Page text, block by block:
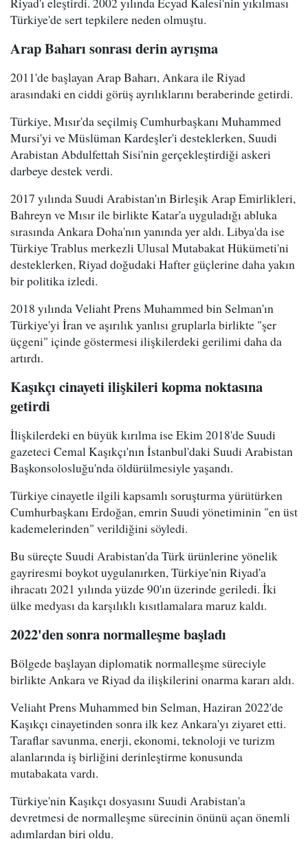
Türkiye'de sert tepkilere neden olmuştu.
Arap Baharı sonrası derin ayrışma
2011'de başlayan Arap Baharı, Ankara ile Riyad
arasındaki en ciddi görüş ayrılıklarını beraberinde getirdi.
Türkiye, Mısır'da seçilmiş Cumhurbaşkanı Muhammed
Mursi'yi ve Müslüman Kardeşler'i desteklerken, Suudi
Arabistan Abdulfettah Sisi'nin gerçekleştirdiği askeri
darbeye destek verdi.
2017 yılında Suudi Arabistan'ın Birleşik Arap Emirlikleri,
Bahreyn ve Mısır ile birlikte Katar'a uyguladığı abluka
sırasında Ankara Doha'nın yanında yer aldı. Libya'da ise
Türkiye Trablus merkezli Ulusal Mutabakat Hükümeti'ni
desteklerken, Riyad doğudaki Hafter güçlerine daha yakın
bir politika izledi.
2018 yılında Veliaht Prens Muhammed bin Selman'ın
Türkiye'yi İran ve aşırılık yanlısı gruplarla birlikte "şer
üçgeni" içinde göstermesi ilişkilerdeki gerilimi daha da
artırdı.
Kaşıkçı cinayeti ilişkileri kopma noktasına
getirdi
İlişkilerdeki en büyük kırılma ise Ekim 2018'de Suudi
gazeteci Cemal Kaşıkçı'nın İstanbul'daki Suudi Arabistan
Başkonsolosluğu'nda öldürülmesiyle yaşandı.
Türkiye cinayetle ilgili kapsamlı soruşturma yürütürken
Cumhurbaşkanı Erdoğan, emrin Suudi yönetiminin "en üst
kademelerinden" verildiğini söyledi.
Bu süreçte Suudi Arabistan'da Türk ürünlerine yönelik
gayriresmi boykot uygulanırken, Türkiye'nin Riyad'a
ihracatı 2021 yılında yüzde 90'ın üzerinde geriledi. İki
ülke medyası da karşılıklı kısıtlamalara maruz kaldı.
2022'den sonra normalleşme başladı
Bölgede başlayan diplomatik normalleşme süreciyle
birlikte Ankara ve Riyad da ilişkilerini onarma kararı aldı.
Veliaht Prens Muhammed bin Selman, Haziran 2022'de
Kaşıkçı cinayetinden sonra ilk kez Ankara'yı ziyaret etti.
Taraflar savunma, enerji, ekonomi, teknoloji ve turizm
alanlarında iş birliğini derinleştirme konusunda
mutabakata vardı.
Türkiye'nin Kaşıkçı dosyasını Suudi Arabistan'a
devretmesi de normalleşme sürecinin önünü açan önemli
adımlardan biri oldu.